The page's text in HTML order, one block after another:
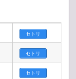
セトリ
セトリ
セトリ